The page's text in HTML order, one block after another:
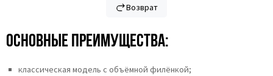
Возврат
Основные преимущества:
классическая модель с объёмной филёнкой;